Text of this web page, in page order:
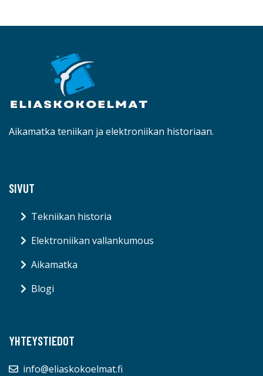
Aikamatka teniikan ja elektroniikan historiaan.
SIVUT
Tekniikan historia
Elektroniikan vallankumous
Aikamatka
Blogi
YHTEYSTIEDOT
info@eliaskokoelmat.fi